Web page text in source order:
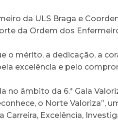
da ULS Braga e
da Ordem dos
o mérito, a dedicação, a
excelência e pelo
no âmbito da 6.ª Gala
o Norte Valoriza”,
Carreira, Excelência,